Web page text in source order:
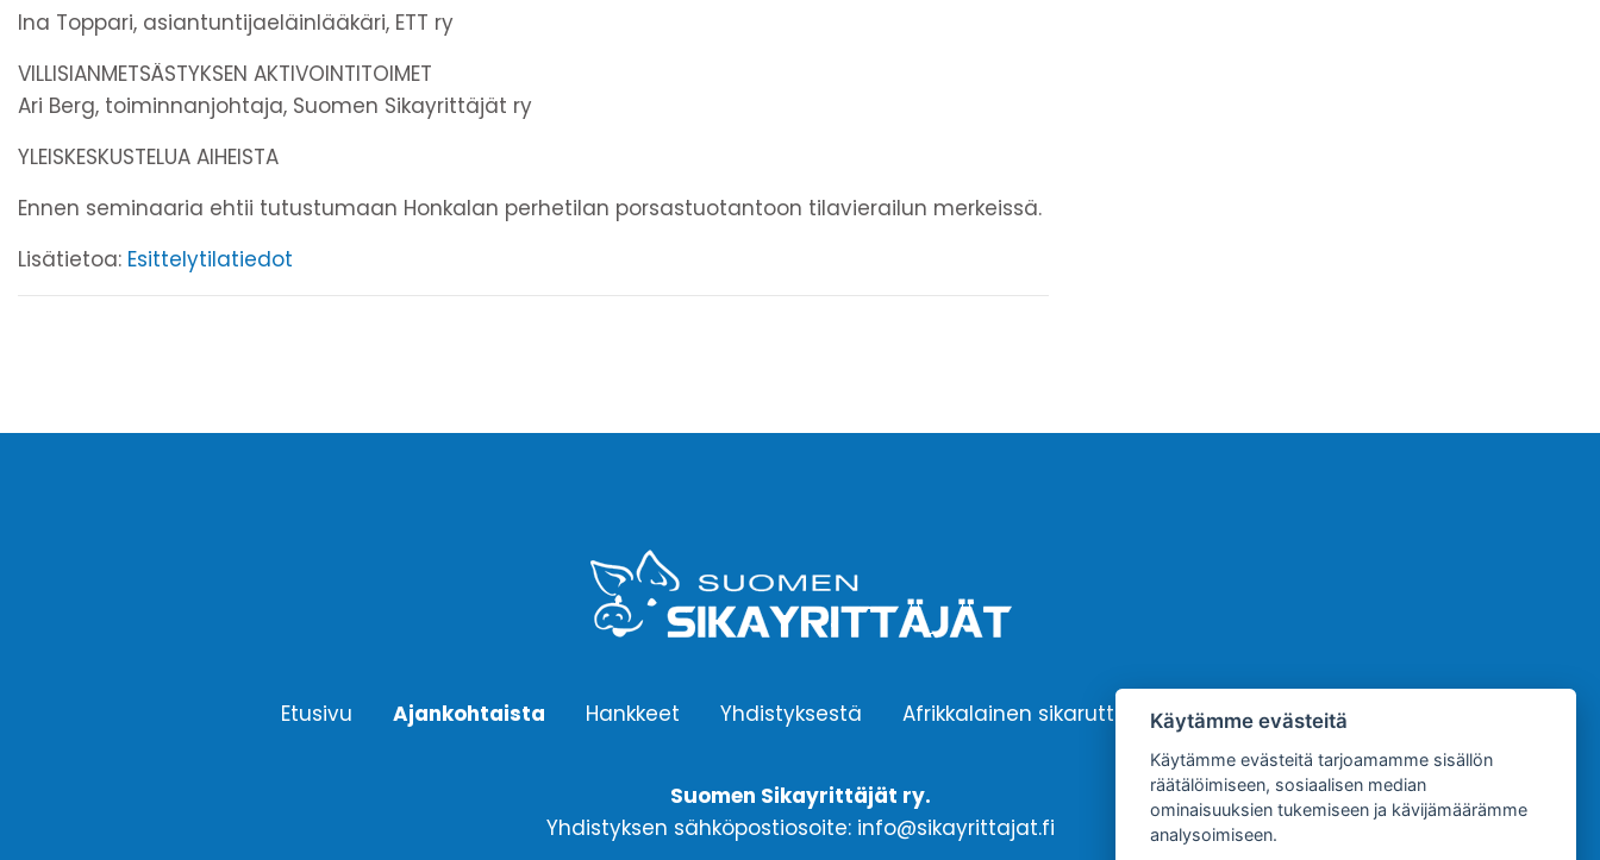
Ina Toppari, asiantuntijaeläinlääkäri, ETT ry
VILLISIANMETSÄSTYKSEN AKTIVOINTITOIMET
Ari Berg, toiminnanjohtaja, Suomen Sikayrittäjät ry
YLEISKESKUSTELUA AIHEISTA
Ennen seminaaria ehtii tutustumaan Honkalan perhetilan porsastuotantoon tilavierailun merkeissä.
Lisätietoa: Esittelytilatiedot
Etusivu Ajankohtaista Hankkeet Yhdistyksestä Afrikkalainen sikarutto Yhteystiedot
Suomen Sikayrittäjät ry.
Yhdistyksen sähköpostiosoite: info@sikayrittajat.fi
Käytämme evästeitä
Käytämme evästeitä tarjoamamme sisällön
räätälöimiseen, sosiaalisen median
ominaisuuksien tukemiseen ja kävijämäärämme
analysoimiseen.